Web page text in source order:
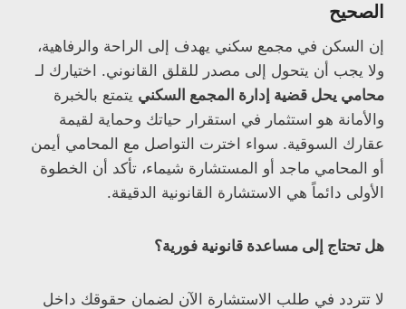
الصحيح
إن السكن في مجمع سكني يهدف إلى الراحة والرفاهية،
ولا يجب أن يتحول إلى مصدر للقلق القانوني. اختيارك لـ
محامي يحل قضية إدارة المجمع السكني يتمتع بالخبرة
والأمانة هو استثمار في استقرار حياتك وحماية لقيمة
عقارك السوقية. سواء اخترت التواصل مع المحامي أيمن
أو المحامي ماجد أو المستشارة شيماء، تأكد أن الخطوة
الأولى دائماً هي الاستشارة القانونية الدقيقة.
هل تحتاج إلى مساعدة قانونية فورية؟
لا تتردد في طلب الاستشارة الآن لضمان حقوقك داخل